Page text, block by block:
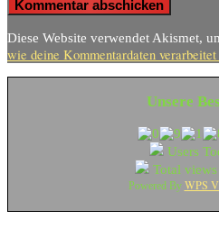
Diese Website verwendet Akismet,
wie deine Kommentardaten
Unsere
Users
Total
Powered By WPS